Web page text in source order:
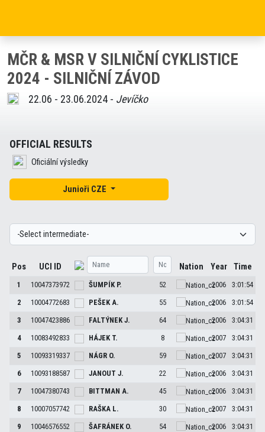
MČR & MSR V SILNIČNÍ CYKLISTICE
2024 - SILNIČNÍ ZÁVOD
22.06 - 23.06.2024 - Jevíčko
OFFICIAL RESULTS
Oficiální výsledky
Junioři CZE
Pos UCI ID Nation Year Time
1 10047373972 ŠUMPÍK P. 52 2006
3:01:54
2
10004772683 PEŠEK A. 55 2006
3:01:54
3
10047423886 FALTÝNEK J. 64 2006
3:04:31
4
10083492833 HÁJEK T. 8 2007
3:04:31
5
10093319337 NÁGR O. 59 2007
3:04:31
6
10093188587 JANOUT J. 22 2006
3:04:31
7
10047380743 BITTMAN A. 45 2006
3:04:31
8
10007057742 RAŠKA L. 30 2007
3:04:31
9
10046576552 ŠAFRÁNEK O. 54 2006
3:04:31